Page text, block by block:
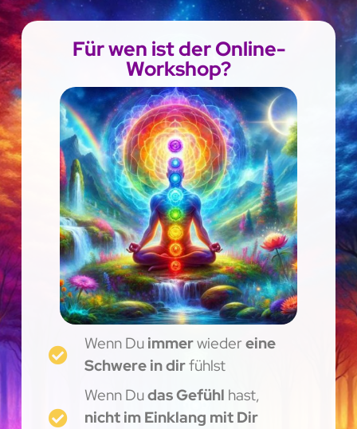
Für wen ist der Online-
Workshop?
Wenn Duimmerwieder eine
Schwere in dirfühlst
Wenn Dudas Gefühl hast,
nicht im Einklang mit Dir